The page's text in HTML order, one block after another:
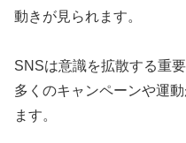
動きが見られます。
SNSは意識を拡散する重
多くのキャンペーンや運
ます。